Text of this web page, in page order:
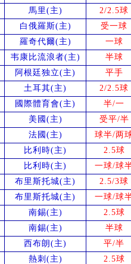
馬里(主)
2/2.5球
白俄羅斯(主) 受一球
羅奇代爾(主)
一球
韦康比流浪者(主)
半球
阿根廷独立(主)
平手
土耳其(主)
2/2.5球
國際體育會(主)
半/一
美國(主) 受平/半
法國(主)
球半/两
比利時(主)
2.5球
比利時(主)
一球/球
布里斯托城(主)
2.5/3球
布里斯托城(主)
一球/球
南錫(主)
2.5球
南錫(主)
半球
西布朗(主)
平/半
熱刺(主)
2.5球